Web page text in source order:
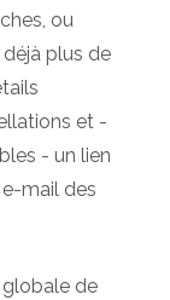
ou
plus de
et -
- un lien
mail des
globale de